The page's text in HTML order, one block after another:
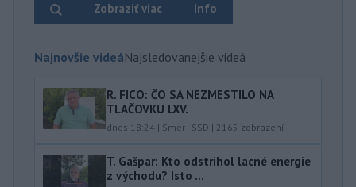
Info
Zobraziť viac
Najnovšie videáNajsledovanejšie videá
R. FICO: ČO SA NEZMESTILO NA
TLAČOVKU LXV.
dnes 18:24 | Smer - SSD | 2165 zobrazení
T. Gašpar: Kto odstrihol lacné energie
z východu? Isto ...